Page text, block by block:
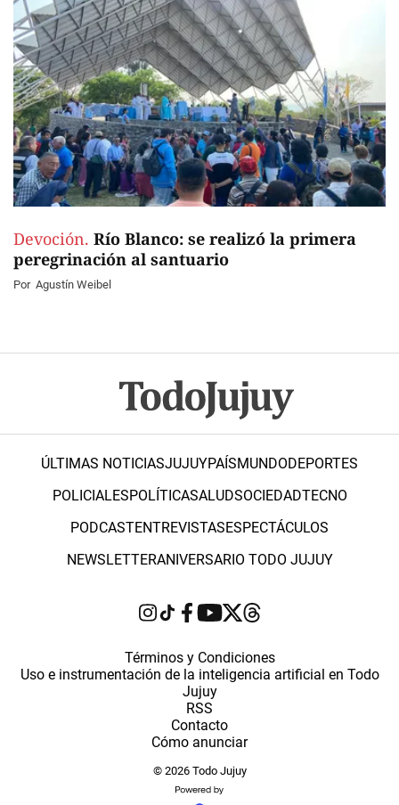
Devoción. Río Blanco: se realizó la primera
peregrinación al santuario
Por Agustín Weibel
ÚLTIMAS NOTICIASJUJUYPAÍSMUNDODEPORTES
POLICIALESPOLÍTICASALUDSOCIEDADTECNO
PODCASTENTREVISTASESPECTÁCULOS
NEWSLETTERANIVERSARIO TODO JUJUY
Términos y Condiciones
Uso e instrumentación de la inteligencia artificial en Todo
Jujuy
RSS
Contacto
Cómo anunciar
© 2026 Todo Jujuy